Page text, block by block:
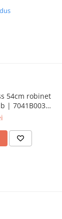
54cm robinet
| 7041B003-